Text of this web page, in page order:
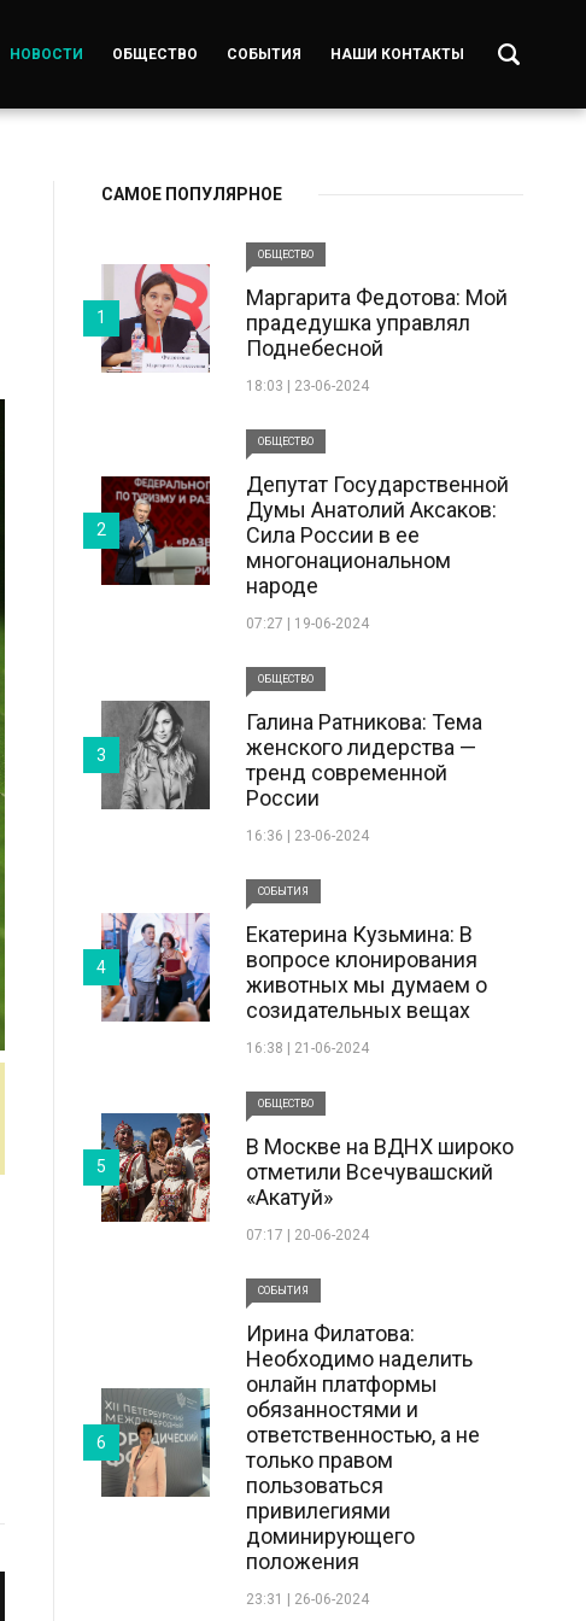
НОВОСТИ ОБЩЕСТВО СОБЫТИЯ НАШИ КОНТАКТЫ
САМОЕ ПОПУЛЯРНОЕ
ОБЩЕСТВО
Маргарита Федотова: Мой
прадедушка управлял
Поднебесной
18:03 | 23-06-2024
1
ОБЩЕСТВО
Депутат Государственной
Думы Анатолий Аксаков:
Сила России в ее
многонациональном
народе
07:27 | 19-06-2024
2
ОБЩЕСТВО
Галина Ратникова: Тема
женского лидерства —
тренд современной
России
16:36 | 23-06-2024
3
СОБЫТИЯ
Екатерина Кузьмина: В
вопросе клонирования
животных мы думаем о
созидательных вещах
16:38 | 21-06-2024
4
ОБЩЕСТВО
В Москве на ВДНХ широко
отметили Всечувашский
«Акатуй»
07:17 | 20-06-2024
5
СОБЫТИЯ
Ирина Филатова:
Необходимо наделить
онлайн платформы
обязанностями и
ответственностью, а не
только правом
пользоваться
привилегиями
доминирующего
положения
23:31 | 26-06-2024
6